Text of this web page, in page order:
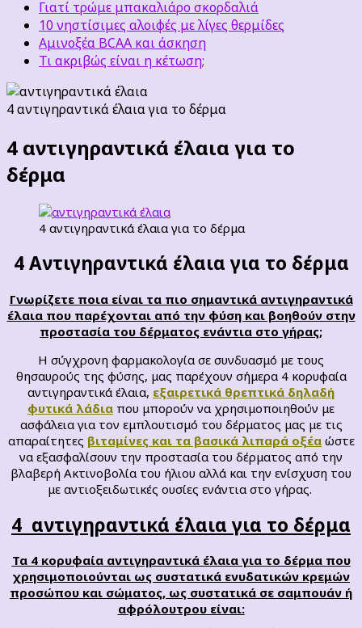
Γιατί τρώμε μπακαλιάρο σκορδαλιά
10 νηστίσιμες αλοιφές με λίγες θερμίδες
Αμινοξέα BCAA και άσκηση
Τι ακριβώς είναι η κέτωση;
4 αντιγηραντικά έλαια για το δέρμα
4 αντιγηραντικά έλαια για το
δέρμα
4 αντιγηραντικά έλαια για το δέρμα
4 Αντιγηραντικά έλαια για το δέρμα
Γνωρίζετε ποια είναι τα πιο σημαντικά αντιγηραντικά
έλαια που παρέχονται από την φύση και βοηθούν στην
προστασία του δέρματος ενάντια στο γήρας;
Η σύγχρονη φαρμακολογία σε συνδυασμό με τους
θησαυρούς της φύσης, μας παρέχουν σήμερα 4 κορυφαία
αντιγηραντικά έλαια, εξαιρετικά θρεπτικά δηλαδή
φυτικά λάδια που μπορούν να χρησιμοποιηθούν με
ασφάλεια για τον εμπλουτισμό του δέρματος μας με τις
απαραίτητες βιταμίνες και τα βασικά λιπαρά οξέαώστε
να εξασφαλίσουν την προστασία του δέρματος από την
βλαβερή Ακτινοβολία του ήλιου αλλά και την ενίσχυση του
με αντιοξειδωτικές ουσίες ενάντια στο γήρας.
4 αντιγηραντικά έλαια για το δέρμα
Τα 4 κορυφαία αντιγηραντικά έλαια για το δέρμα που
χρησιμοποιούνται ως συστατικά ενυδατικών κρεμών
προσώπου και σώματος, ως συστατικά σε σαμπουάν ή
αφρόλουτρου είναι: